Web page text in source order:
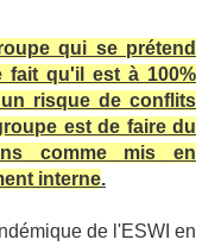
qui se prétend
fait qu'il est à 100%
risque de conflits
est de faire du
comme mis en
interne.
de l'ESWI en